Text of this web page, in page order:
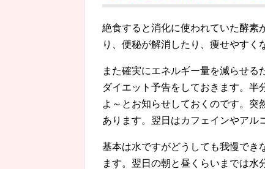
絶食すると消化に使われていた酵素
り、便秘が解消したり、痩せやすく
また確実にエネルギー量を減らせる
ダイエット予告をしておきます。半
よ～とお知らせしておくのです。
あります。翌日はカフェインやアル
基本は水ですがどうしても我慢でき
ます。翌日の朝と昼くらいまでは水